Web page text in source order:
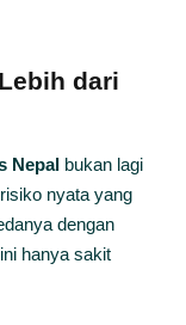
dari
Nepal bukan lagi
nyata yang
dengan
hanya sakit